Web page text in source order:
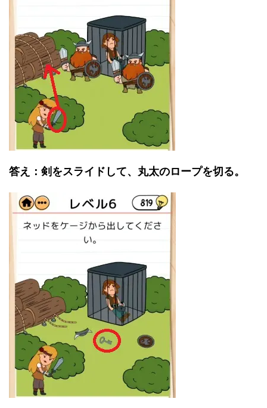
答え：剣をスライドして、丸太のロープを切る。